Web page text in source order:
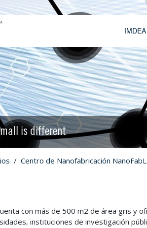
is different
Centro de Nanofabricación
con más de 500 m2 de área gris y
instituciones de investigación